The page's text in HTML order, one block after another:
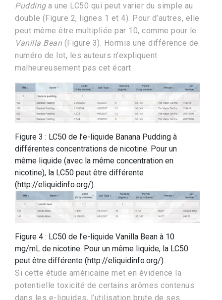
Puddinga une LC50 qui peut varier du simple au
double (Figure 2, lignes 1 et 4). Pour d’autres, elle
peut même être multipliée par 10, comme pour le
Vanilla Bean(Figure 3). Hormis une différence de
numéro de lot, les auteurs n’expliquent
malheureusement pas cet écart.
Figure 3 : LC50 de l’e-liquide Banana Pudding à
différentes concentrations de nicotine. Pour un
même liquide (avec la même concentration en
nicotine), la LC50 peut être différente
(http://eliquidinfo.org/).
Figure 4 : LC50 de l’e-liquide Vanilla Bean à 10
mg/mL de nicotine. Pour un même liquide, la LC50
peut être différente (http://eliquidinfo.org/).
Si cette étude américaine met en évidence la
potentielle toxicité de certains arômes contenus
dans les e-liquides, l’utilisation brute de ses